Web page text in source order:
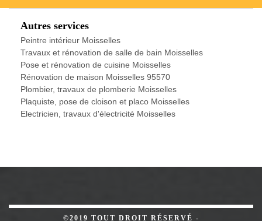
Autres services
Peintre intérieur Moisselles
Travaux et rénovation de salle de bain Moisselles
Pose et rénovation de cuisine Moisselles
Rénovation de maison Moisselles 95570
Plombier, travaux de plomberie Moisselles
Plaquiste, pose de cloison et placo Moisselles
Electricien, travaux d'électricité Moisselles
©2019 TOUT DROIT RÉSERVÉ -